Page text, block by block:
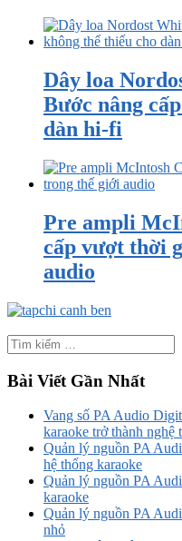
Dây loa
Bước nâng
dàn hi-fi
Pre ampli
cấp vượt thời
audio
Bài Viết Gần Nhất
Vang số PA Audio
karaoke trở thành nghệ
Quản lý nguồn PA
hệ thống karaoke
Quản lý nguồn PA
karaoke
Quản lý nguồn PA
nhỏ